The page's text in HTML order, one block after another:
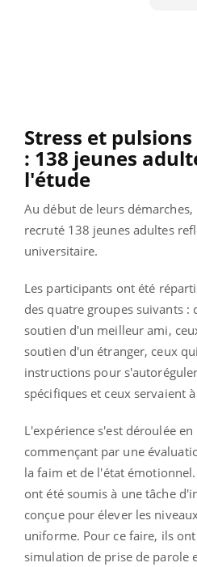
Stress et
: 138 jeunes
l'étude
Au début de leurs
recruté 138 jeunes adultes
universitaire.
Les participants ont été
des quatre groupes suivants :
soutien d'un meilleur ami,
soutien d'un étranger, ceux
instructions pour
spécifiques et ceux servaient
L'expérience s'est déroulée
commençant par une
la faim et de l'état
ont été soumis à une tâche
conçue pour élever les
uniforme. Pour ce faire, ils
simulation de prise de parole